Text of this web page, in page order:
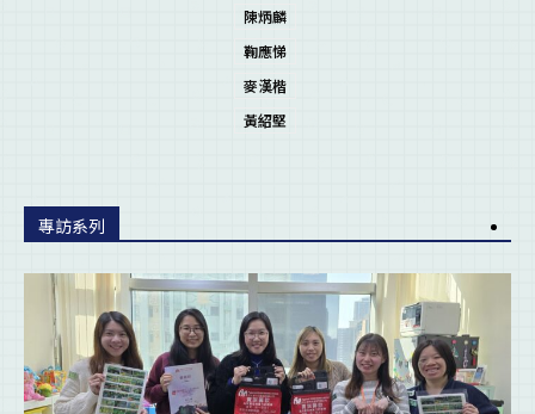
陳炳麟
鞠應悌
麥漢楷
黃紹堅
專訪系列